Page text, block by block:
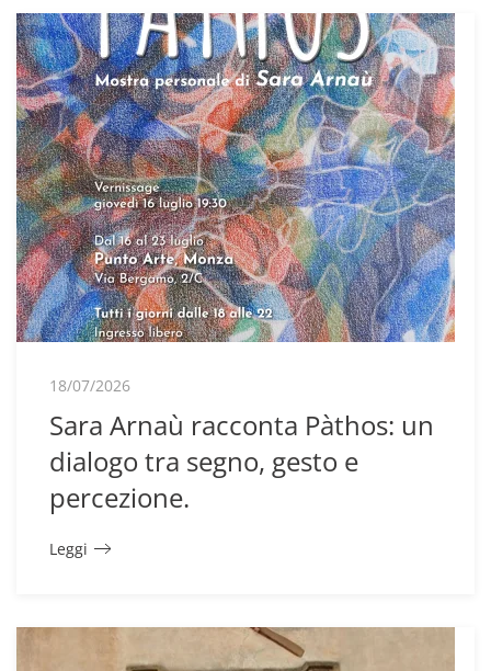
18/07/2026
Sara Arnaù racconta Pàthos: un
dialogo tra segno, gesto e
percezione.
Leggi